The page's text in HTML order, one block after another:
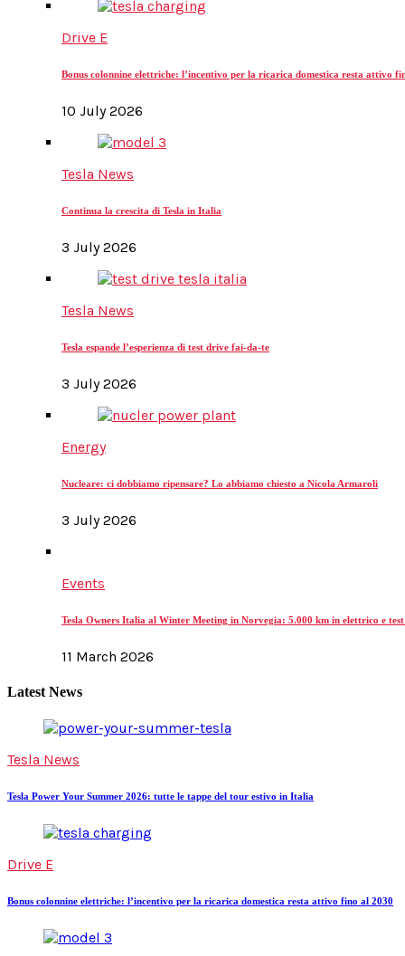
Drive E
Bonus colonnine elettriche: l’incentivo per la ricarica domestica resta attivo
10 July 2026
Tesla News
Continua la crescita di Tesla in Italia
3 July 2026
Tesla News
Tesla espande l’esperienza di test drive fai-da-te
3 July 2026
Energy
Nucleare: ci dobbiamo ripensare? Lo abbiamo chiesto a Nicola Armaroli
3 July 2026
Events
Tesla Owners Italia al Winter Meeting in Norvegia: 5.000 km in elettrico e
11 March 2026
Latest News
Tesla News
Tesla Power Your Summer 2026: tutte le tappe del tour estivo in Italia
Drive E
Bonus colonnine elettriche: l’incentivo per la ricarica domestica resta attivo fino al 2030